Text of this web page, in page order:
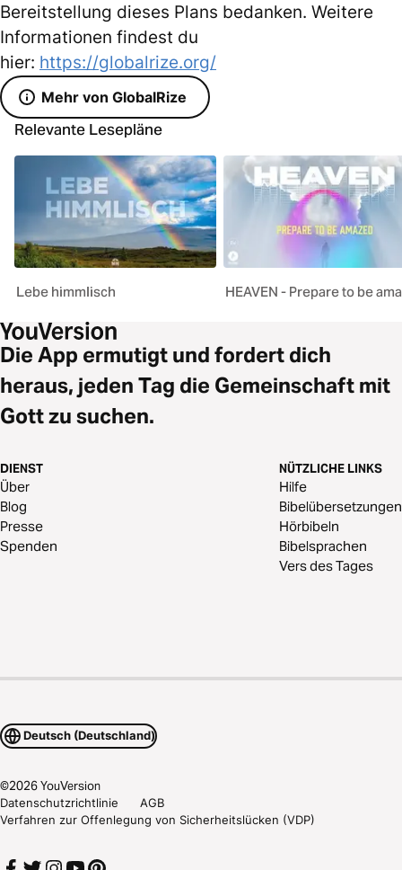
Bereitstellung dieses Plans bedanken. Weitere
Informationen findest du
hier: https://globalrize.org/
Mehr von GlobalRize
Relevante Lesepläne
Lebe himmlisch HEAVEN - Prepare to be
Die App ermutigt und fordert dich
heraus, jeden Tag die Gemeinschaft mit
Gott zu suchen.
DIENST
Über
Blog
Presse
Spenden
NÜTZLICHE LINKS
Hilfe
Bibelübersetzungen
Hörbibeln
Bibelsprachen
Vers des Tages
Deutsch (Deutschland)
©2026YouVersion
Datenschutzrichtlinie
AGB
Verfahren zur Offenlegung von Sicherheitslücken (VDP)